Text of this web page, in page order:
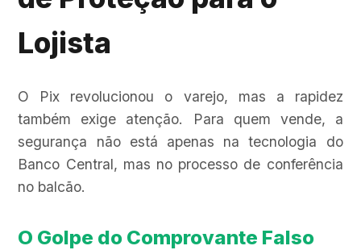
Lojista
O Pix revolucionou o varejo, mas a rapidez
também exige atenção. Para quem vende, a
segurança não está apenas na tecnologia do
Banco Central, mas no processo de conferência
no balcão.
O Golpe do Comprovante Falso